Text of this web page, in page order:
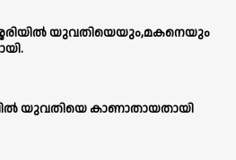
യുവതിയെയും,മകനെയും
യുവതിയെ കാണാതായതായി